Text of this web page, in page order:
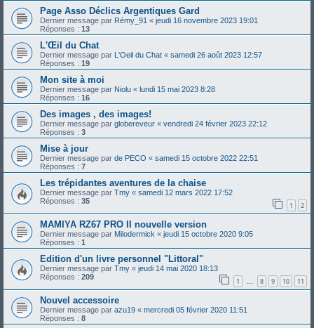
Page Asso Déclics Argentiques Gard
Dernier message par Rémy_91 « jeudi 16 novembre 2023 19:01
Réponses : 13
L'Œil du Chat
Dernier message par L'Oeil du Chat « samedi 26 août 2023 12:57
Réponses : 19
Mon site à moi
Dernier message par Niolu « lundi 15 mai 2023 8:28
Réponses : 16
Des images , des images!
Dernier message par globereveur « vendredi 24 février 2023 22:12
Réponses : 3
Mise à jour
Dernier message par de PECO « samedi 15 octobre 2022 22:51
Réponses : 7
Les trépidantes aventures de la chaise
Dernier message par Tmy « samedi 12 mars 2022 17:52
Réponses : 35 1 2
MAMIYA RZ67 PRO II nouvelle version
Dernier message par Milodermick « jeudi 15 octobre 2020 9:05
Réponses : 1
Edition d'un livre personnel "Littoral"
Dernier message par Tmy « jeudi 14 mai 2020 18:13
Réponses : 209 1 … 8 9 10 11
Nouvel accessoire
Dernier message par azu19 « mercredi 05 février 2020 11:51
Réponses : 8